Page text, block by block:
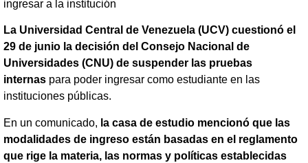
ingresar a la institución
La Universidad Central de Venezuela (UCV) cuestionó el
29 de junio la decisión del Consejo Nacional de
Universidades (CNU) de suspender las pruebas
internas para poder ingresar como estudiante en las
instituciones públicas.
En un comunicado, la casa de estudio mencionó que las
modalidades de ingreso están basadas en el reglamento
que rige la materia, las normas y políticas establecidas